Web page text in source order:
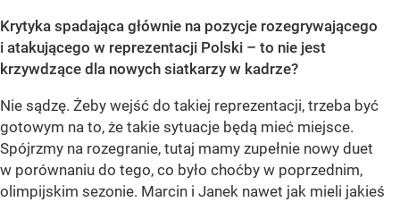
Krytyka spadająca głównie na pozycje rozegrywającego
i atakującego w reprezentacji Polski – to nie jest
krzywdzące dla nowych siatkarzy w kadrze?
Nie sądzę. Żeby wejść do takiej reprezentacji, trzeba być
gotowym na to, że takie sytuacje będą mieć miejsce.
Spójrzmy na rozegranie, tutaj mamy zupełnie nowy duet
w porównaniu do tego, co było choćby w poprzednim,
olimpijskim sezonie. Marcin i Janek nawet jak mieli jakieś